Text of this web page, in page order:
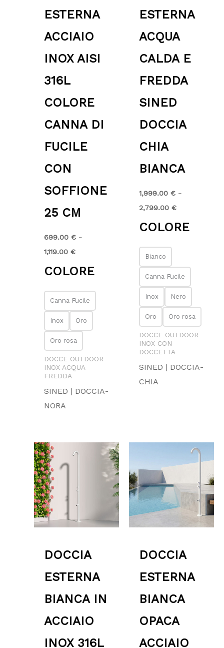
ESTERNA
ACCIAIO
INOX AISI
316L
COLORE
CANNA DI
FUCILE
CON
SOFFIONE
25 CM
699.00 € -
1,119.00 €
COLORE
Canna Fucile
Inox Oro
Oro rosa
DOCCE OUTDOOR
INOX ACQUA
FREDDA
SINED | DOCCIA-
NORA
ESTERNA
ACQUA
CALDA E
FREDDA
SINED
DOCCIA
CHIA
BIANCA
1,999.00 € -
2,799.00 €
COLORE
Bianco
Canna Fucile
Inox Nero
Oro Oro rosa
DOCCE OUTDOOR
INOX CON
DOCCETTA
SINED | DOCCIA-
CHIA
DOCCIA
ESTERNA
BIANCA IN
ACCIAIO
INOX 316L
1,950.00 €
DOCCIA
ESTERNA
BIANCA
OPACA
ACCIAIO
Fascia
prezzo:
1,950.00 €
a
2,350.00 €